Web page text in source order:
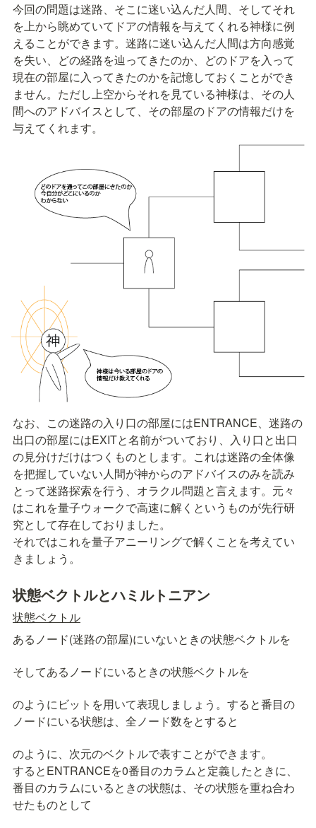
今回の問題は迷路、そこに迷い込んだ人間、そしてそれ
を上から眺めていてドアの情報を与えてくれる神様に例
えることができます。迷路に迷い込んだ人間は方向感覚
を失い、どの経路を辿ってきたのか、どのドアを入って
現在の部屋に入ってきたのかを記憶しておくことができ
ません。ただし上空からそれを見ている神様は、その人
間へのアドバイスとして、その部屋のドアの情報だけを
与えてくれます。
なお、この迷路の入り口の部屋にはENTRANCE、迷路の
出口の部屋にはEXITと名前がついており、入り口と出口
の見分けだけはつくものとします。これは迷路の全体像
を把握していない人間が神からのアドバイスのみを読み
とって迷路探索を行う、オラクル問題と言えます。元々
はこれを量子ウォークで高速に解くというものが先行研
究として存在しておりました。
それではこれを量子アニーリングで解くことを考えてい
きましょう。
状態ベクトルとハミルトニアン
状態ベクトル
あるノード(迷路の部屋)にいないときの状態ベクトルを
そしてあるノードにいるときの状態ベクトルを
のようにビットを用いて表現しましょう。すると番目の
ノードにいる状態は、全ノード数をとすると
のように、 次元のベクトルで表すことができます。
するとENTRANCEを0番目のカラムと定義したときに、
番目のカラムにいるときの状態は、その状態を重ね合わ
せたものとして